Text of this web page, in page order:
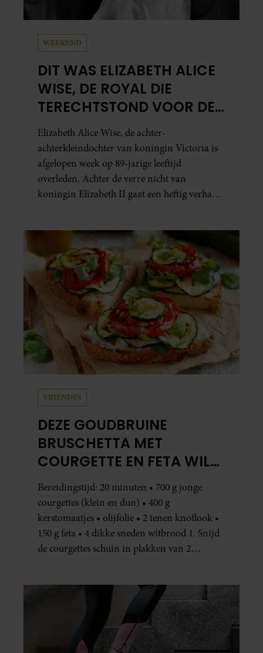
WEEKEND
DIT WAS ELIZABETH ALICE
WISE, DE ROYAL DIE
TERECHTSTOND VOOR DE
DOOD VAN HAAR BABY
Elizabeth Alice Wise, de achter-
achterkleindochter van koningin Victoria is
afgelopen week op 89-jarige leeftijd
overleden. Achter de verre nicht van
koningin Elizabeth II gaat een heftig verhaal
VRIENDIN
DEZE GOUDBRUINE
BRUSCHETTA MET
COURGETTE EN FETA WIL
JE METEEN MAKEN
Bereidingstijd: 20 minuten • 700 g jonge
courgettes (klein en dun) • 400 g
kerstomaatjes • olijfolie • 2 tenen knoflook •
150 g feta • 4 dikke sneden witbrood 1. Snijd
de courgettes schuin in plakken van 2